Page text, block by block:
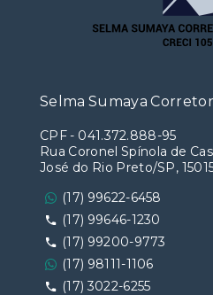
Selma Sumaya
CPF- 041.372.888-95
Rua Coronel Spínola de
José do Rio Preto/SP,
(17) 99622-6458
(17) 99646-1230
(17) 99200-9773
(17) 98111-1106
(17) 3022-6255